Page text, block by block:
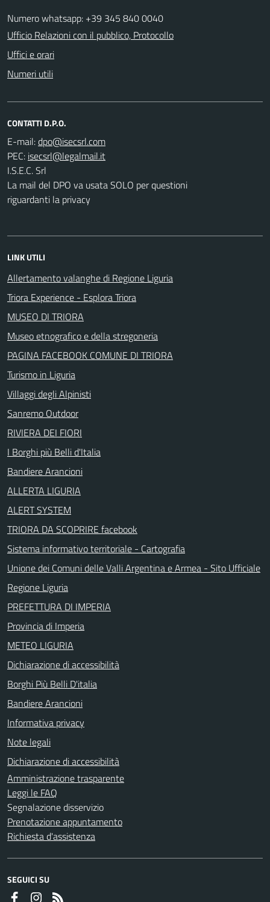
Numero whatsapp: +39 345 840 0040
Ufficio Relazioni con il pubblico, Protocollo
Uffici e orari
Numeri utili
CONTATTI D.P.O.
E-mail:
PEC:
I.S.E.C. Srl
La mail del DPO va usata SOLO per questioni
riguardanti la privacy
LINK UTILI
Allertamento valanghe di Regione Liguria
Triora Experience - Esplora Triora
MUSEO DI TRIORA
Museo etnografico e della stregoneria
PAGINA FACEBOOK COMUNE DI TRIORA
Turismo in Liguria
Villaggi degli Alpinisti
Sanremo Outdoor
RIVIERA DEI FIORI
I Borghi più Belli d'Italia
Bandiere Arancioni
ALLERTA LIGURIA
ALERT SYSTEM
TRIORA DA SCOPRIRE facebook
Sistema informativo territoriale - Cartografia
Unione dei Comuni delle Valli Argentina e Armea - Sito Ufficiale
Regione Liguria
PREFETTURA DI IMPERIA
Provincia di Imperia
METEO LIGURIA
Dichiarazione di accessibilità
Borghi Più Belli D'italia
Bandiere Arancioni
Informativa privacy
Note legali
Dichiarazione di accessibilità
Amministrazione trasparente
Leggi le FAQ
Segnalazione disservizio
Prenotazione appuntamento
Richiesta d'assistenza
SEGUICI SU